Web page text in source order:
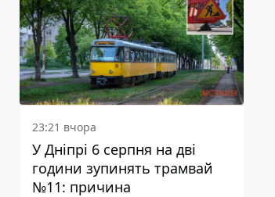
23:21 вчора
У Дніпрі 6 серпня на дві
години зупинять трамвай
№11: причина